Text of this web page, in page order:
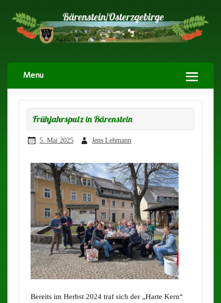
Menu
Frühjahrsputz in Bärenstein
5. Mai 2025 Jens Lehmann
Bereits im Herbst 2024 traf sich der „Harte Kern“